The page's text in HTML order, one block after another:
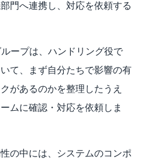
門へ連携し、対応を依頼する
ープは、ハンドリング役で
て、まず自分たちで影響の有
があるのかを整理したうえ
ムに確認・対応を依頼しま
の中には、システムのコンポ